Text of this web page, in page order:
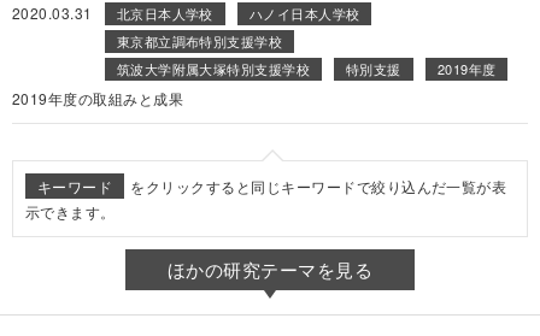
2020.03.31 北京日本人学校
ハノイ日本人学校
東京都立調布特別支援学校
筑波大学附属大塚特別支援学校
特別支援 2019年度
2019年度の取組みと成果
キーワード
をクリックすると同じキーワードで絞り込んだ一覧が表
示できます。
ほかの研究テーマを見る